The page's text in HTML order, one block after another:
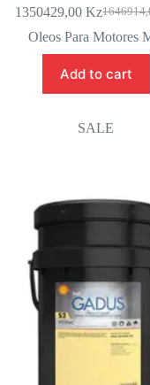
1350429,00Kz
Oleos Para Motores
Add to cart
SALE